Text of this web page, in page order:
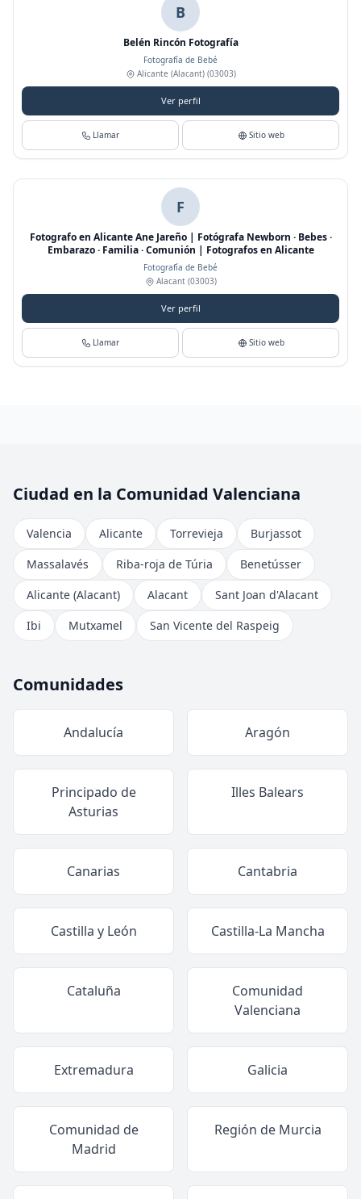
B
Belén Rincón Fotografía
Fotografía de Bebé
Alicante (Alacant)(03003)
Ver perfil
Llamar Sitio web
F
Fotografo en Alicante Ane Jareño | Fotógrafa Newborn · Bebes ·
Embarazo · Familia · Comunión | Fotografos en Alicante
Fotografía de Bebé
Alacant(03003)
Ver perfil
Llamar Sitio web
Ciudad en la Comunidad Valenciana
Valencia Alicante Torrevieja
Burjassot
Massalavés
Riba-roja de Túria
Benetússer
Alicante (Alacant)
Alacant
Sant Joan d'Alacant
Ibi
Mutxamel San Vicente del Raspeig
Comunidades
Andalucía Aragón
Principado de
Asturias
Illes Balears
Canarias Cantabria
Castilla y León Castilla-La Mancha
Cataluña
Comunidad
Valenciana
Extremadura Galicia
Comunidad de
Madrid
Región de Murcia